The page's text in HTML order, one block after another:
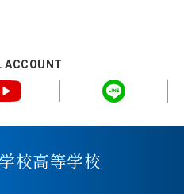
ACCOUNT
校高等学校